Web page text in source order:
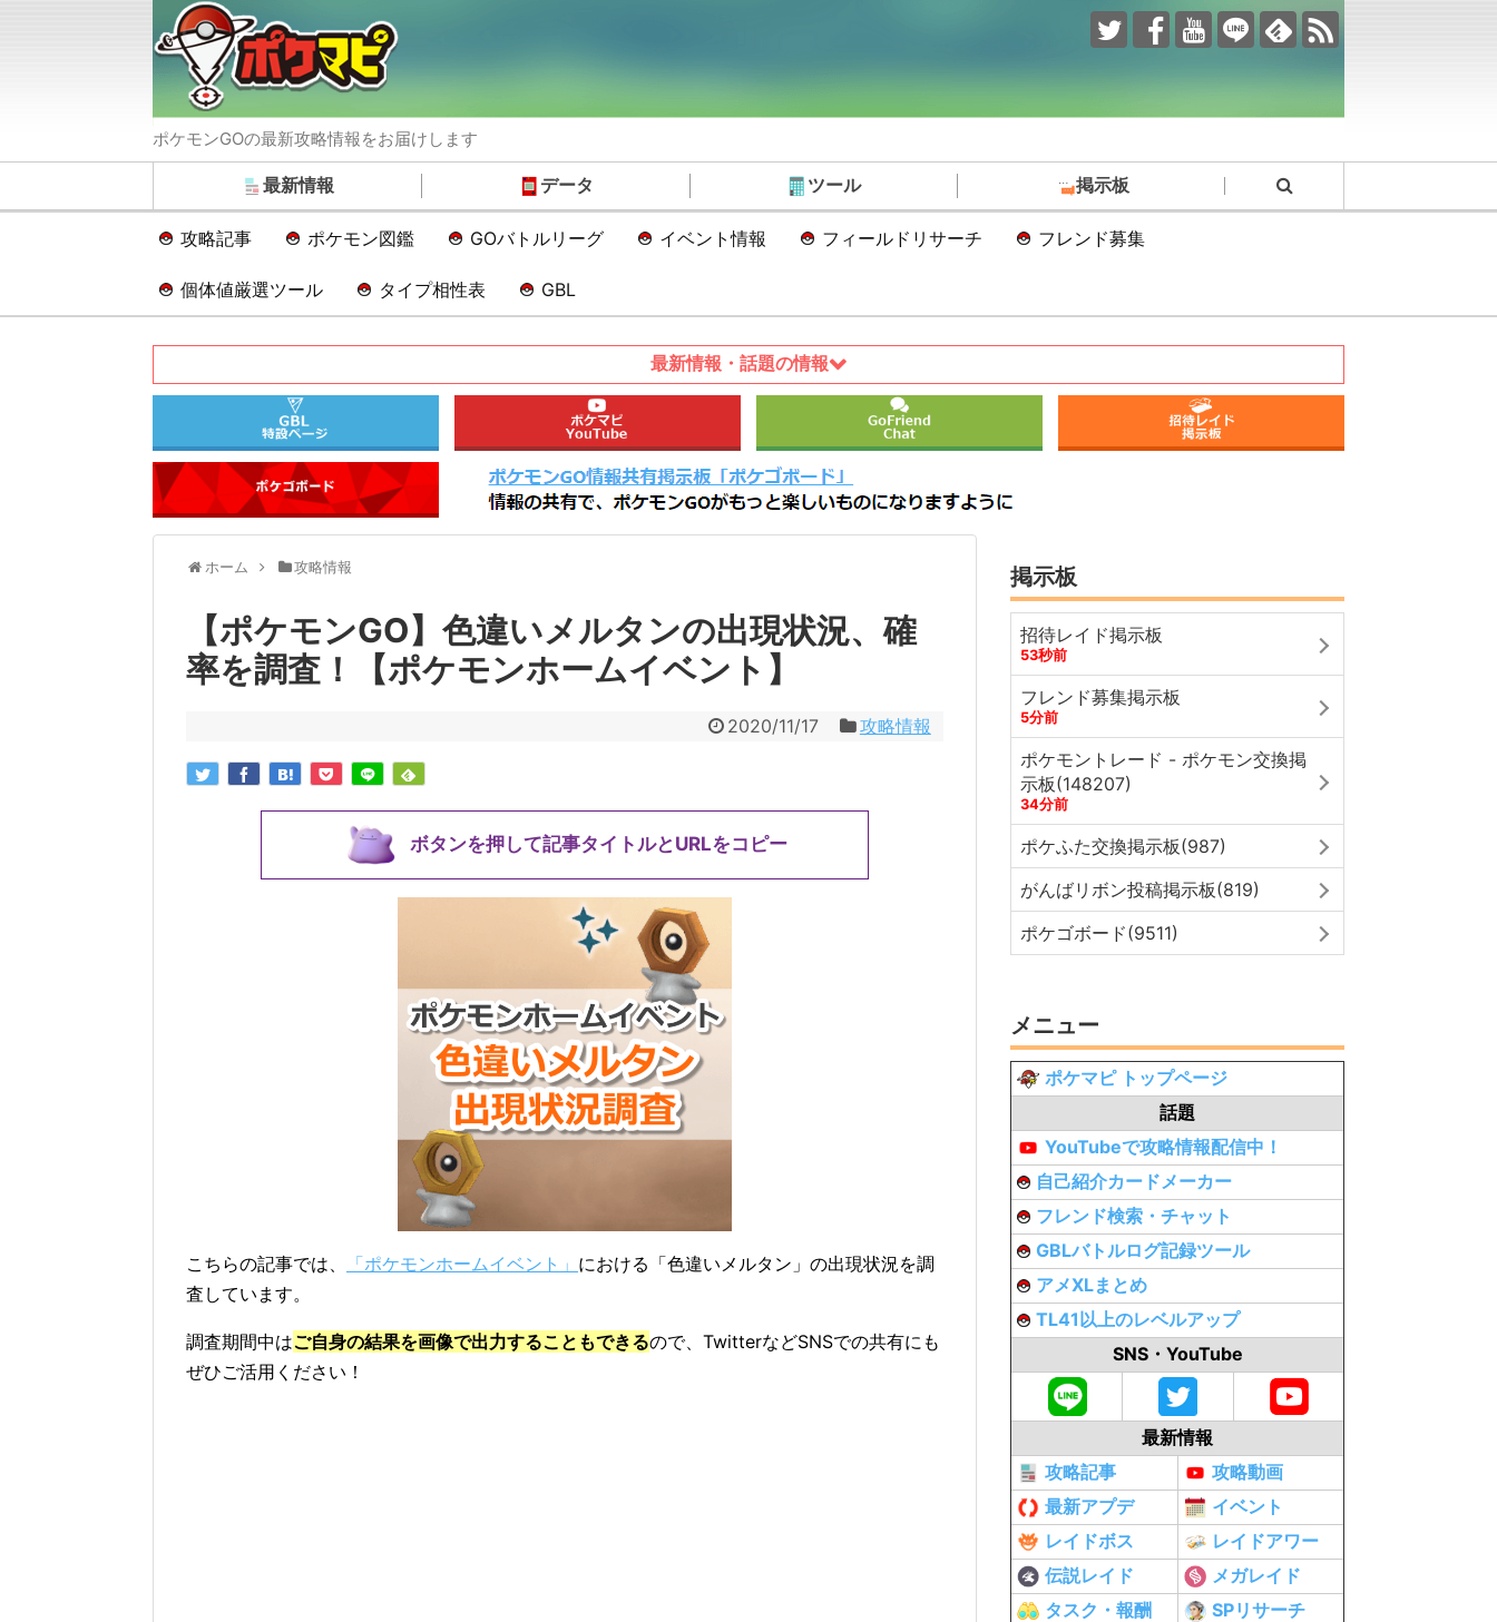
ポケモンGOの最新攻略情報をお届けします
最新情報 データ ツール 掲示板
攻略記事 ポケモン図鑑 GOバトルリーグ イベント情報 フィールドリサーチ フレンド募集
個体値厳選ツール タイプ相性表 GBL
最新情報・話題の情報
ホーム 攻略情報
【ポケモンGO】色違いメルタンの出現状況、確
率を調査！【ポケモンホームイベント】
2020/11/17 攻略情報
ボタンを押して記事タイトルとURLをコピー
こちらの記事では、 「ポケモンホームイベント」 における「色違いメルタン」の出現状況を調
査しています。
調査期間中はご自身の結果を画像で出力することもできるので、TwitterなどSNSでの共有にも
ぜひご活用ください！
掲示板
招待レイド掲示板
53秒前
フレンド募集掲示板
5分前
ポケモントレード - ポケモン交換掲
示板(148207)
34分前
ポケふた交換掲示板(987)
がんばリボン投稿掲示板(819)
ポケゴボード(9511)
メニュー
ポケマピ トップページ
話題
YouTubeで攻略情報配信中！
自己紹介カードメーカー
フレンド検索・チャット
GBLバトルログ記録ツール
アメXLまとめ
TL41以上のレベルアップ
SNS・YouTube
最新情報
攻略記事
攻略動画
最新アプデ
イベント
レイドボス
レイドアワー
伝説レイド
メガレイド
タスク・報酬
SPリサーチ